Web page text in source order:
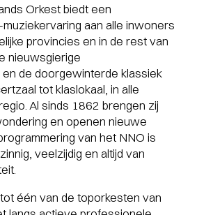
Orkest biedt een
aan alle inwoners
provincies en in de rest van
nieuwsgierige
de doorgewinterde klassiek
tot klaslokaal, in alle
Al sinds 1862 brengen zij
en openen nieuwe
van het NNO is
veelzijdig en altijd van
één van de toporkesten van